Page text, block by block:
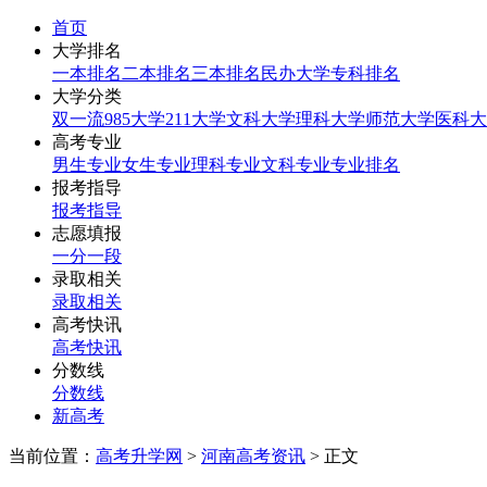
首页
大学排名
一本排名 二本排名三本排名 民办大学专科排名
大学分类
双一流985大学211大学文科大学理科大学师范大学医科
高考专业
男生专业女生专业理科专业文科专业专业排名
报考指导
报考指导
志愿填报
一分一段
录取相关
录取相关
高考快讯
高考快讯
分数线
分数线
新高考
当前位置： 高考升学网 > 河南高考资讯 > 正文